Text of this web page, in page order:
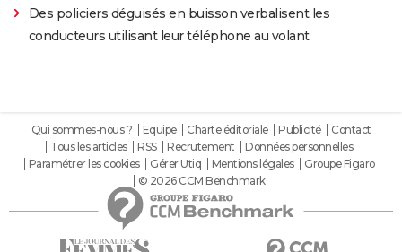
Des policiers déguisés en buisson verbalisent les
conducteurs utilisant leur téléphone au volant
Qui sommes-nous ? Equipe Charte éditoriale Publicité
Contact
Tous les articles
RSS Recrutement
Données personnelles
Paramétrer les cookies
Gérer Utiq Mentions légales
Groupe Figaro
© 2026 CCM Benchmark